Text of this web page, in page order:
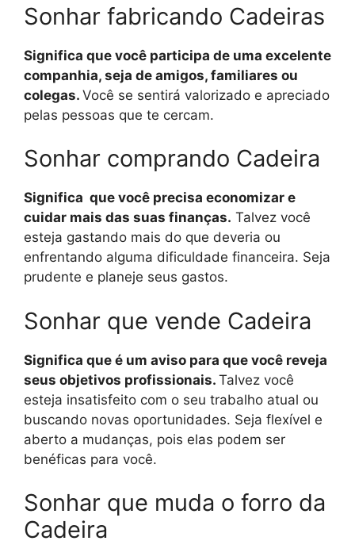
Sonhar fabricando Cadeiras
Significa que você participa de uma excelente
companhia, seja de amigos, familiares ou
colegas. Você se sentirá valorizado e apreciado
pelas pessoas que te cercam.
Sonhar comprando Cadeira
Significa que você precisa economizar e
cuidar mais das suas finanças. Talvez você
esteja gastando mais do que deveria ou
enfrentando alguma dificuldade financeira. Seja
prudente e planeje seus gastos.
Sonhar que vende Cadeira
Significa que é um aviso para que você reveja
seus objetivos profissionais. Talvez você
esteja insatisfeito com o seu trabalho atual ou
buscando novas oportunidades. Seja flexível e
aberto a mudanças, pois elas podem ser
benéficas para você.
Sonhar que muda o forro da
Cadeira